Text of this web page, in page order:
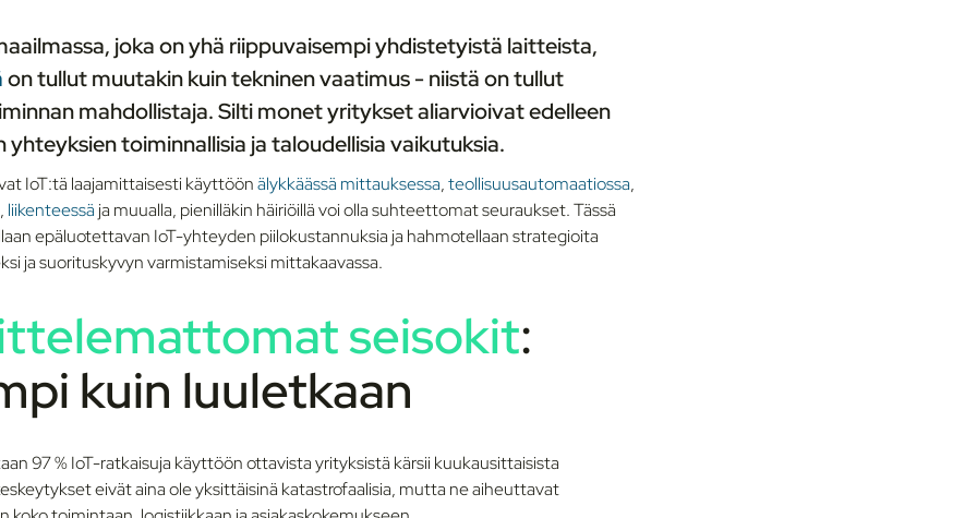
joka on yhä riippuvaisempi yhdistetyistä laitteista,
on tullut muutakin kuin tekninen vaatimus - niistä on tullut
mahdollistaja. Silti monet yritykset aliarvioivat edelleen
toiminnallisia ja taloudellisia vaikutuksia.
IoT:tä laajamittaisesti käyttöönälykkäässä mittauksessa,teollisuusautomaatiossa,
, liikenteessä ja muualla, pienilläkin häiriöillä voi olla suhteettomat seuraukset. Tässä
epäluotettavan IoT-yhteyden piilokustannuksia ja hahmotellaan strategioita
ja suorituskyvyn varmistamiseksi mittakaavassa.
seisokit:
kuin luuletkaan
97 % IoT-ratkaisuja käyttöön ottavista yrityksistä kärsii kuukausittaisista
eivät aina ole yksittäisinä katastrofaalisia, mutta ne aiheuttavat